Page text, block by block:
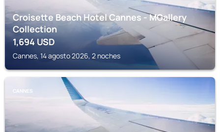
Croisette Beach Hotel Cannes - MGallery
Collection
1,694USD
Cannes, 14 agosto 2026, 2 noches
CANNES